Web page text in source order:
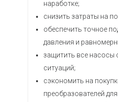
наработке;
снизить затраты на
обеспечить точное
давления и
защитить все насосы
ситуаций;
сэкономить на
преобразователей